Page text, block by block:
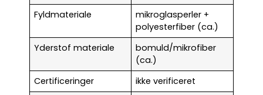
Fyldmateriale
mikroglasperler +
polyesterfiber (ca.)
Yderstof materiale
bomuld/mikrofiber
(ca.)
Certificeringer
ikke verificeret